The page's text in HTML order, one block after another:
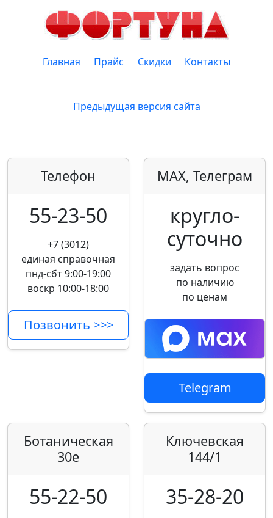
Главная Прайс Скидки Контакты
Предыдущая версия сайта
Телефон
55-23-50
+7 (3012)
единая справочная
пнд-сбт 9:00-19:00
воскр 10:00-18:00
Позвонить >>>
MAX, Телеграм
кругло­
суточно
задать вопрос
по наличию
по ценам
Telegram
Ботаническая
30е
55-22-50
Ключевская
144/1
35-28-20